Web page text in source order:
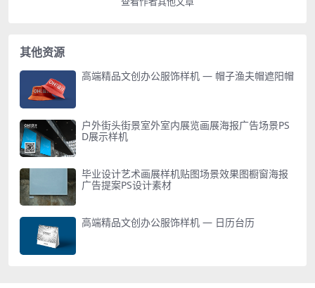
其他资源
高端精品文创办公服饰样机 — 帽子渔夫帽遮阳帽
户外街头街景室外室内展览画展海报广告场景PS
D展示样机
毕业设计艺术画展样机贴图场景效果图橱窗海报
广告提案PS设计素材
高端精品文创办公服饰样机 — 日历台历